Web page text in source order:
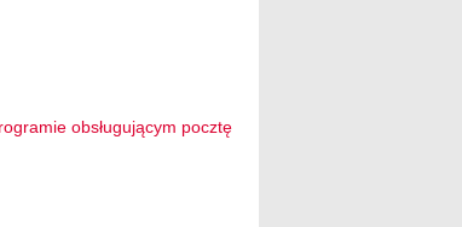
obsługującym pocztę